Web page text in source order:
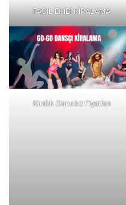
FASIL EKİBİ KİRALAMA
Kiralık Dansöz Fiyatları